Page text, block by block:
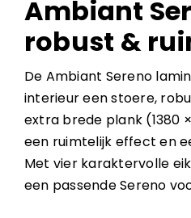
Ambiant
robust &
De Ambiant Sereno
interieur een stoere,
extra brede plank (1380
een ruimtelijk effect en
Met vier karaktervolle
een passende Sereno